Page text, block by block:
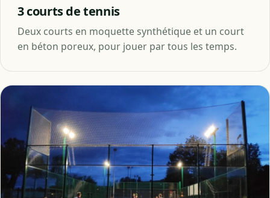
3 courts de tennis
Deux courts en moquette synthétique et un court
en béton poreux, pour jouer par tous les temps.